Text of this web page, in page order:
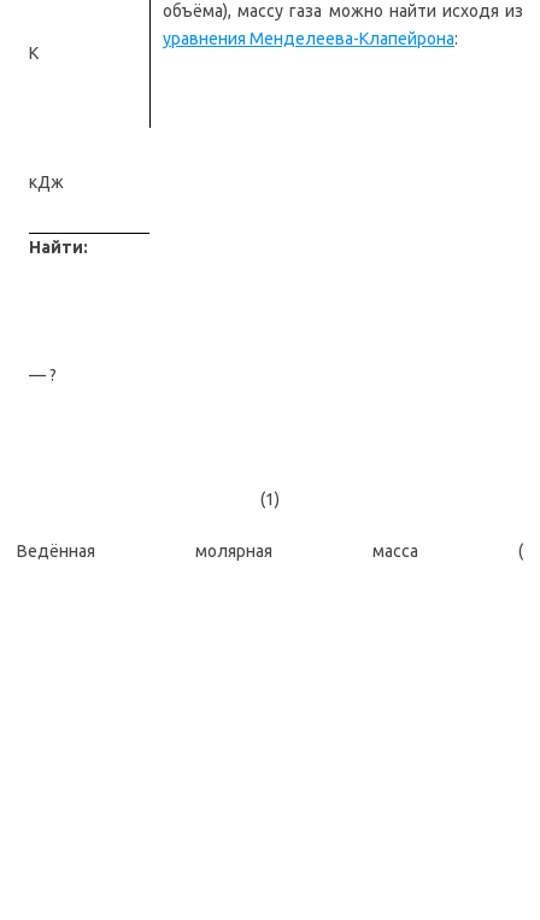
К
кДж
Найти:
— ?
объёма), массу газа можно найти исходя из
уравнения Менделеева-Клапейрона:
(1)
Ведённая молярная масса (